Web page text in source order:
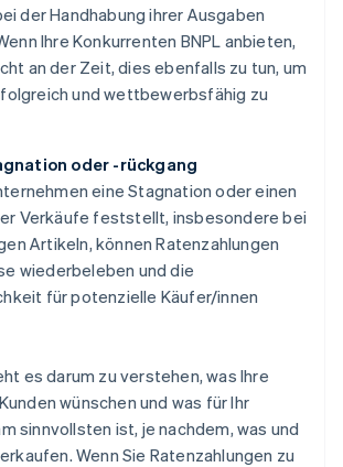
der Handhabung ihrer Ausgaben
Ihre Konkurrenten BNPL anbieten,
an der Zeit, dies ebenfalls zu tun, um
und wettbewerbsfähig zu
oder -rückgang
eine Stagnation oder einen
Verkäufe feststellt, insbesondere bei
Artikeln, können Ratenzahlungen
wiederbeleben und die
für potenzielle Käufer/innen
es darum zu verstehen, was Ihre
wünschen und was für Ihr
sinnvollsten ist, je nachdem, was und
Wenn Sie Ratenzahlungen zu